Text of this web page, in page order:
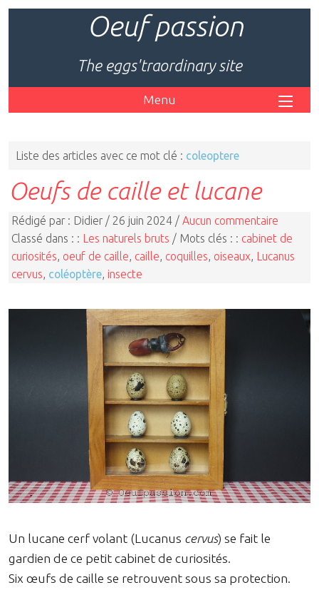
Oeuf passion
The eggs'traordinary site
Menu
Liste des articles avec ce mot clé : coleoptere
Oeufs de caille et lucane
Rédigé par : Didier / 26 juin 2024 / Aucun commentaire
Classé dans : : Les naturels bruts / Mots clés : : cabinet de
curiosités oeuf de caille caille coquilles oiseaux Lucanus
cervus coléoptère insecte
Un lucane cerf volant (Lucanus cervus) se fait le
gardien de ce petit cabinet de curiosités.
Six œufs de caille se retrouvent sous sa protection.